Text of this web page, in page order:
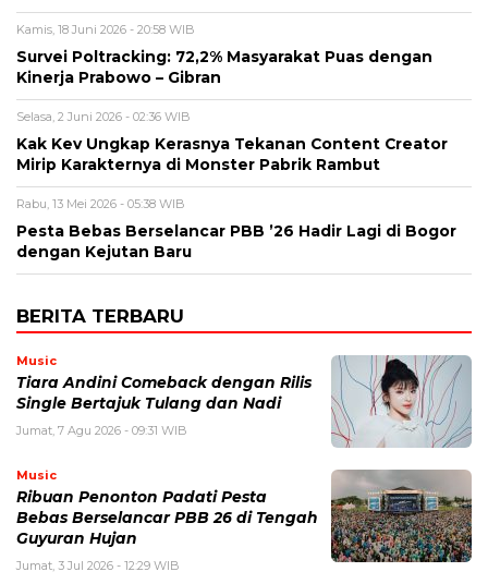
Kamis, 18 Juni 2026 - 20:58 WIB
Survei Poltracking: 72,2% Masyarakat Puas dengan
Kinerja Prabowo – Gibran
Selasa, 2 Juni 2026 - 02:36 WIB
Kak Kev Ungkap Kerasnya Tekanan Content Creator
Mirip Karakternya di Monster Pabrik Rambut
Rabu, 13 Mei 2026 - 05:38 WIB
Pesta Bebas Berselancar PBB ’26 Hadir Lagi di Bogor
dengan Kejutan Baru
BERITA TERBARU
Music
Tiara Andini Comeback dengan Rilis
Single Bertajuk Tulang dan Nadi
Jumat, 7 Agu 2026 - 09:31 WIB
Music
Ribuan Penonton Padati Pesta
Bebas Berselancar PBB 26 di Tengah
Guyuran Hujan
Jumat, 3 Jul 2026 - 12:29 WIB